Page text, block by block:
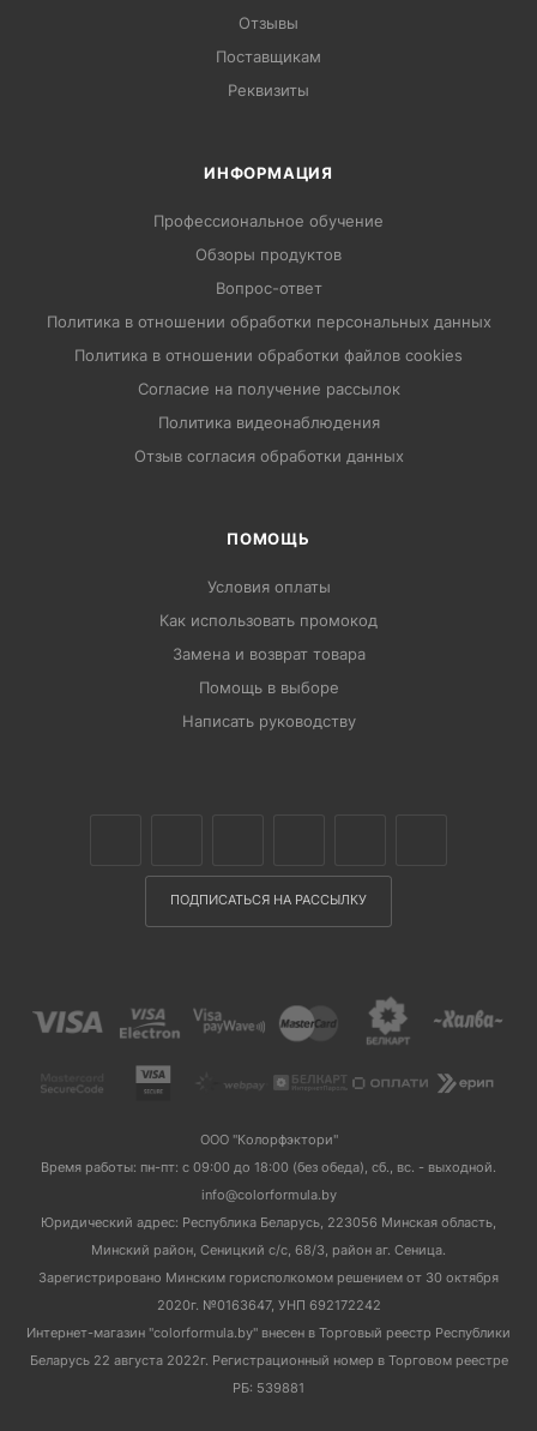
Отзывы
Поставщикам
Реквизиты
ИНФОРМАЦИЯ
Профессиональное обучение
Обзоры продуктов
Вопрос-ответ
Политика в отношении обработки персональных данных
Политика в отношении обработки файлов cookies
Согласие на получение рассылок
Политика видеонаблюдения
Отзыв согласия обработки данных
ПОМОЩЬ
Условия оплаты
Как использовать промокод
Замена и возврат товара
Помощь в выборе
Написать руководству
ПОДПИСАТЬСЯ НА РАССЫЛКУ
ООО "Колорфэктори"
Время работы: пн-пт: с 09:00 до 18:00 (без обеда), сб., вс. - выходной.
info@colorformula.by
Юридический адрес: Республика Беларусь, 223056 Минская область,
Минский район, Сеницкий с/с, 68/3, район аг. Сеница.
Зарегистрировано Минским горисполкомом решением от 30 октября
2020г. №0163647, УНП 692172242
Интернет-магазин "colorformula.by" внесен в Торговый реестр Республики
Беларусь 22 августа 2022г. Регистрационный номер в Торговом реестре
РБ: 539881